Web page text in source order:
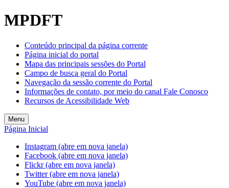
Welcome
to
One
Accessibility
screen
reader.
start
All
in
One
Accessibility
screen
reader,
press
"Ctrl
MPDFT
Conteúdo principal da página corrente
Página inicial do portal
Mapa das principais sessões do Portal
Campo de busca geral do Portal
Navegação da sessão corrente do Portal
Informações de contato, por meio do canal Fale Conosco
Recursos de Acessibilidade Web
Menu
Página Inicial
Instagram (abre em nova janela)
Facebook (abre em nova janela)
Flickr (abre em nova janela)
Twitter (abre em nova janela)
YouTube (abre em nova janela)